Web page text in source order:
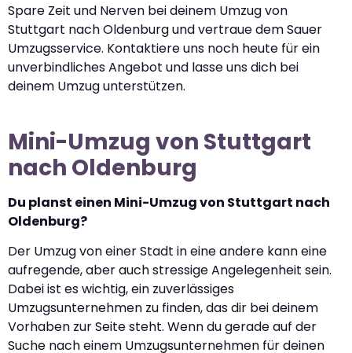
Spare Zeit und Nerven bei deinem Umzug von
Stuttgart nach Oldenburg und vertraue dem Sauer
Umzugsservice. Kontaktiere uns noch heute für ein
unverbindliches Angebot und lasse uns dich bei
deinem Umzug unterstützen.
Mini-Umzug von Stuttgart
nach Oldenburg
Du planst einen Mini-Umzug von Stuttgart nach
Oldenburg?
Der Umzug von einer Stadt in eine andere kann eine
aufregende, aber auch stressige Angelegenheit sein.
Dabei ist es wichtig, ein zuverlässiges
Umzugsunternehmen zu finden, das dir bei deinem
Vorhaben zur Seite steht. Wenn du gerade auf der
Suche nach einem Umzugsunternehmen für deinen